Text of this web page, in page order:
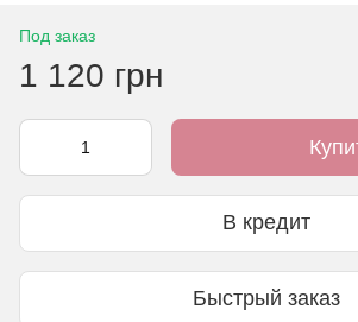
Под заказ
1 120 грн
В кредит
Быстрый заказ